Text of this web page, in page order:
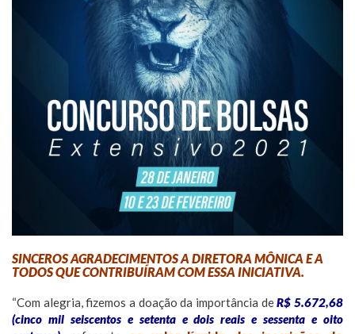
SINCEROS AGRADECIMENTOS A DIRETORA MÔNICA E A
TODOS QUE CONTRIBUÍRAM COM ESSA INICIATIVA.
“Com alegria, fizemos a doação da importância deR$ 5.672,68
(cinco mil seiscentos e setenta e dois reais e sessenta e oito